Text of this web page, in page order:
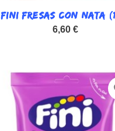
Vista rápida
FINI FRESAS CON NATA
6,60 €